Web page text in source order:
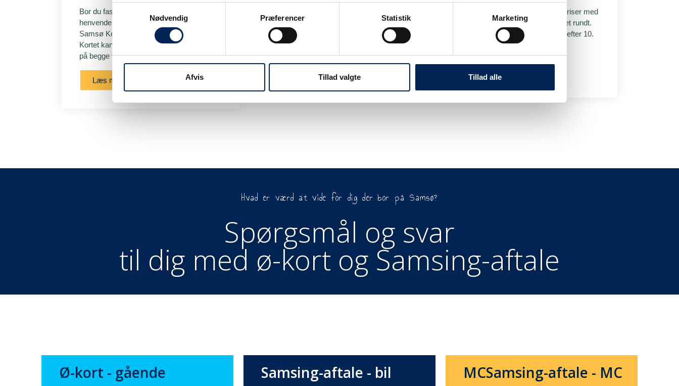
Nødvendig
Præferencer Statistik Marketing
Afvis Tillad valgte Tillad alle
Bor du fast på Samsø, kan du ved
henvendelse ved Borgerservice hos
Samsø Kommune få udstedt et ø-kort.
Kortet kan bruges til at rejse til nedsat pris
på begge vores ruter.
Læs mere her
en MCSamsing-aftale med Samsø Rederi.
Aftalen giver rabat på rejser med
motorcykel på ruten Sælvig - Hou
Som samsing rejser du til billige priser med
færgerne til og fra Samsø hele året rundt.
Du får endda ekstra pendlerrabat efter 10.
tur inden for en kalendermåned.
Hvad er værd at vide for dig der bor på Samsø?
Spørgsmål og svar
til dig med ø-kort og Samsing-aftale
Ø-kort - gående Samsing-aftale - bil MCSamsing-aftale - MC